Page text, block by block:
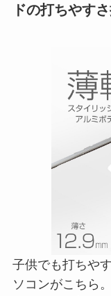
ドの打ちやす
子供でも打ちや
ソコンがこちら